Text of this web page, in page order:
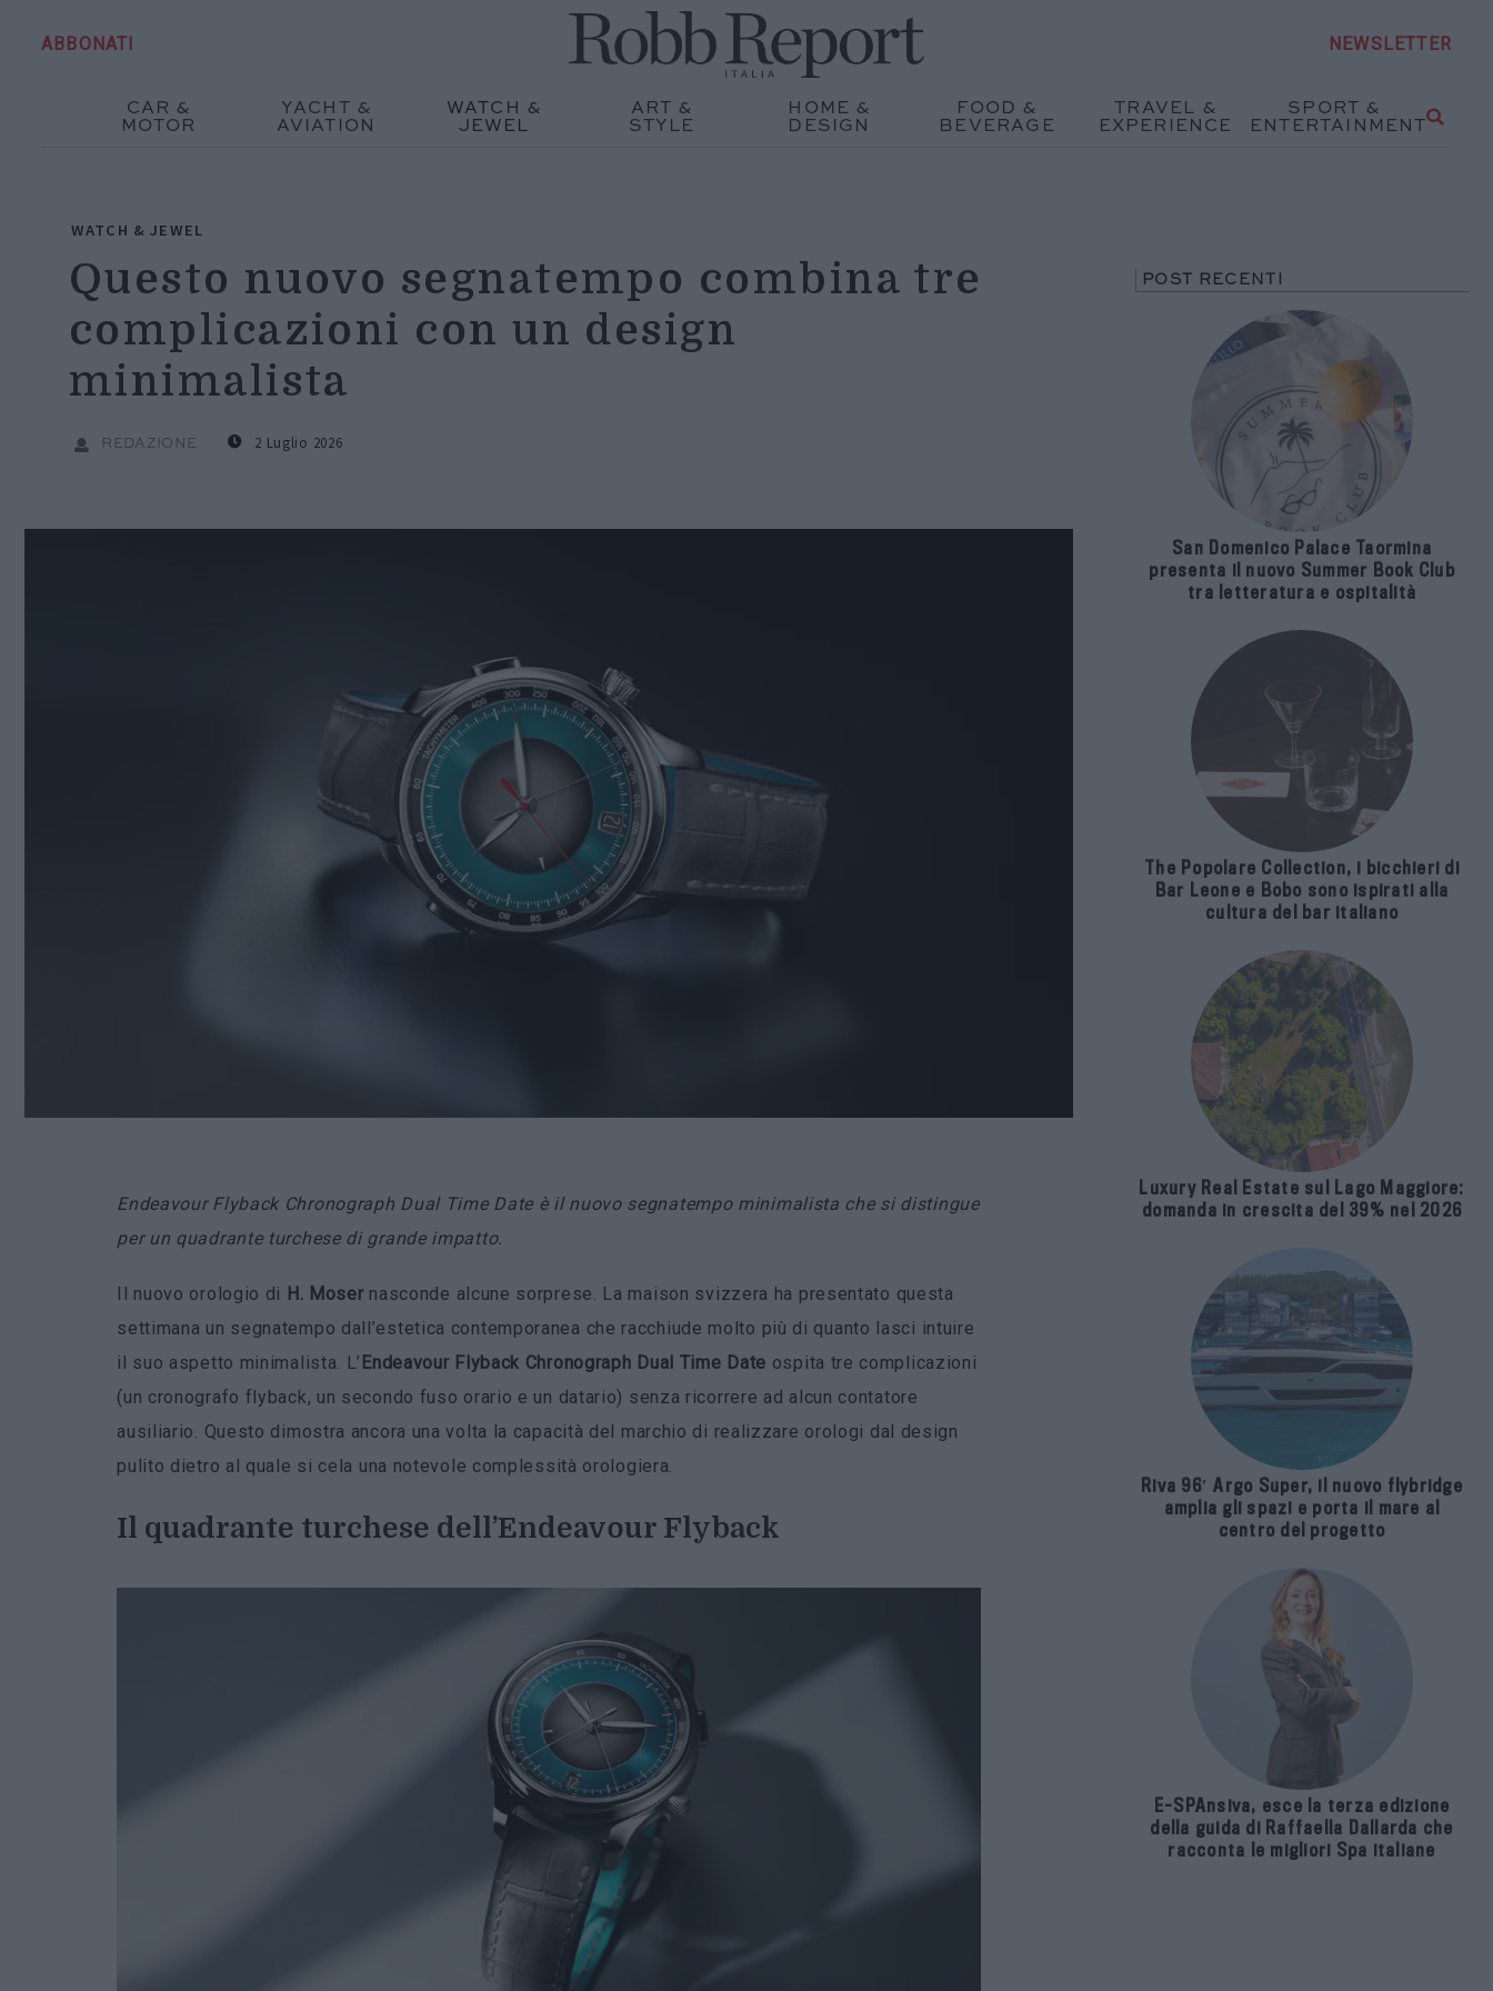
ABBONATI NEWSLETTER
CAR &
MOTOR
YACHT &
AVIATION
WATCH &
JEWEL
ART &
STYLE
HOME &
DESIGN
FOOD &
BEVERAGE
TRAVEL &
EXPERIENCE
SPORT &
ENTERTAINMENT
WATCH & JEWEL
Questo nuovo segnatempo combina tre
complicazioni con un design
minimalista
REDAZIONE 2 Luglio 2026
Endeavour Flyback Chronograph Dual Time Date è il nuovo segnatempo minimalista che si distingue
per un quadrante turchese di grande impatto.
Il nuovo orologio di H. Mosernasconde alcune sorprese. La maison svizzera ha presentato questa
settimana un segnatempo dall’estetica contemporanea che racchiude molto più di quanto lasci intuire
il suo aspetto minimalista. L’ Endeavour Flyback Chronograph Dual Time Date ospita tre complicazioni
(un cronografo flyback, un secondo fuso orario e un datario) senza ricorrere ad alcun contatore
ausiliario. Questo dimostra ancora una volta la capacità del marchio di realizzare orologi dal design
pulito dietro al quale si cela una notevole complessità orologiera.
Il quadrante turchese dell’Endeavour Flyback
POST RECENTI
San Domenico Palace Taormina
presenta il nuovo Summer Book Club
tra letteratura e ospitalità
The Popolare Collection, i bicchieri di
Bar Leone e Bobo sono ispirati alla
cultura del bar italiano
Luxury Real Estate sul Lago Maggiore:
domanda in crescita del 39% nel 2026
Riva 96′ Argo Super, il nuovo flybridge
amplia gli spazi e porta il mare al
centro del progetto
E-SPAnsiva, esce la terza edizione
della guida di Raffaella Dallarda che
racconta le migliori Spa italiane